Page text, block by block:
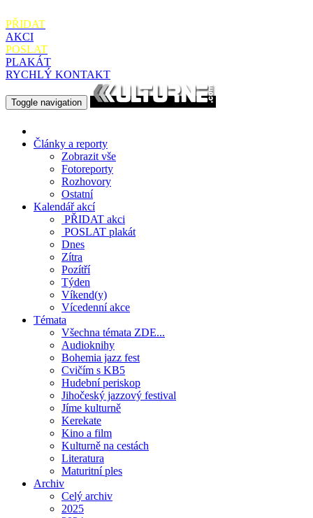
PŘIDAT
AKCI
POSLAT
PLAKÁT
RYCHLÝ KONTAKT
Toggle navigation
Články a reporty
Zobrazit vše
Fotoreporty
Rozhovory
Ostatní
Kalendář akcí
PŘIDAT akci
POSLAT plakát
Dnes
Zítra
Pozítří
Týden
Víkend(y)
Vícedenní akce
Témata
Všechna témata ZDE...
Audioknihy
Bohemia jazz fest
Cvičím s KB5
Hudební periskop
Jihočeský jazzový festival
Jíme kulturně
Kerekate
Kino a film
Kulturně na cestách
Literatura
Maturitní ples
Archiv
Celý archiv
2025